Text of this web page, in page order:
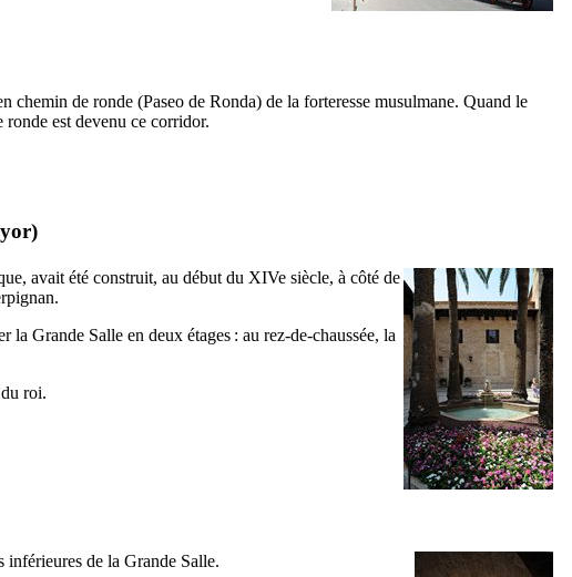
chemin de ronde (Paseo de Ronda) de la forteresse musulmane. Quand le
est devenu ce corridor.
)
avait été construit, au début du XIVe siècle, à côté de
la Grande Salle en deux étages : au rez-de-chaussée, la
roi.
inférieures de la Grande Salle.